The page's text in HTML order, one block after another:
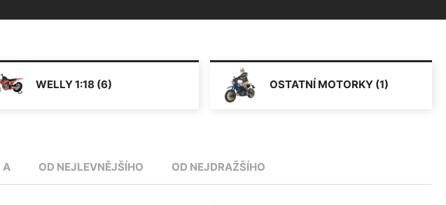
WELLY 1:18 (6) OSTATNÍ MOTORKY (1)
A OD NEJLEVNĚJŠÍHO OD NEJDRAŽŠÍHO